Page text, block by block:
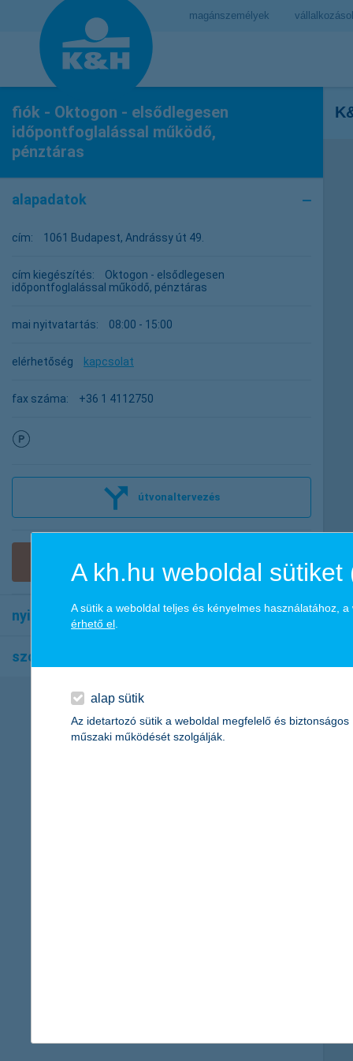
magánszemélyek
fiók - Oktogon - elsődlegesen
időpontfoglalással működő,
pénztáras
alapadatok
cím: 1061 Budapest, Andrássy út 49.
cím kiegészítés:
Oktogon - elsődlegesen
időpontfoglalással működő, pénztáras
mai nyitvatartás: 08:00 - 15:00
elérhetőség kapcsolat
fax száma: +36 1 4112750
útvonaltervezés
időpontfoglalás
nyitvatartás
szolgáltatások
A kh.hu weboldal
A sütik a weboldal teljes és kényelmes használatához,
érhető el
alap sütik
Az idetartozó sütik a weboldal megfelelő és biztonságos
műszaki működését szolgálják.